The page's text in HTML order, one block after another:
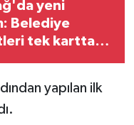
yeni
Belediye
tek kartta
yapılan ilk